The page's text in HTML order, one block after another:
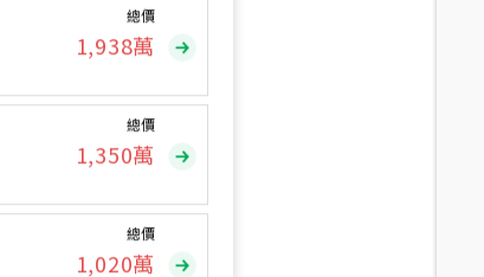
1,938萬
總價
1,350萬
總價
1,020萬